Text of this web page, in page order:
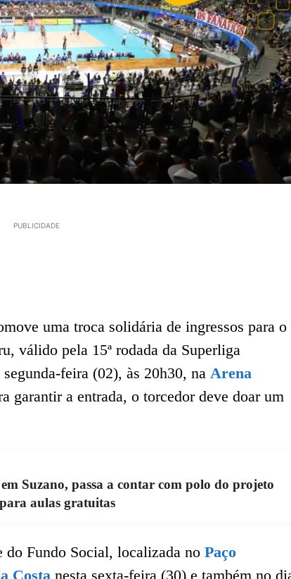
PUBLICIDADE
uma troca solidária de ingressos para o
válido pela 15ª rodada da Superliga
feira (02), às 20h30, na Arena
garantir a entrada, o torcedor deve doar um
Suzano, passa a contar com polo do projeto
aulas gratuitas
do Fundo Social, localizada no Paço
Costa nesta sexta-feira (30) e também no